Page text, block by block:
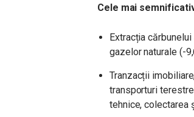
Cele mai
Extracția
gazelor naturale (-
Tranzacții
transporturi
tehnice, colectarea